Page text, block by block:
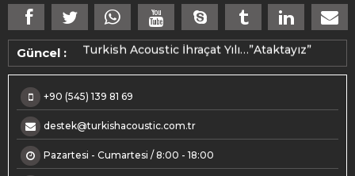
Güncel :
Makedonya ihracatımız üretime alındı.
Turkish Acoustic İhraçat Yılı…”Ataktayız”
+90 (545) 139 81 69
destek@turkishacoustic.com.tr
Pazartesi - Cumartesi / 8:00 - 18:00